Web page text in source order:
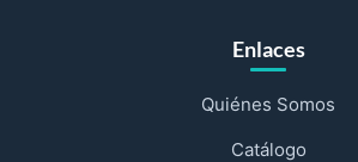
Enlaces
Quiénes Somos
Catálogo